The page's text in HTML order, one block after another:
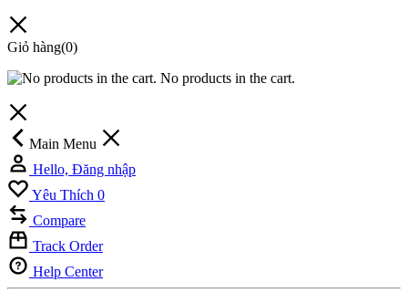
Giỏ hàng(0)
No products in the cart.
Main Menu
Hello, Đăng nhập
Yêu Thích 0
Compare
Track Order
Help Center